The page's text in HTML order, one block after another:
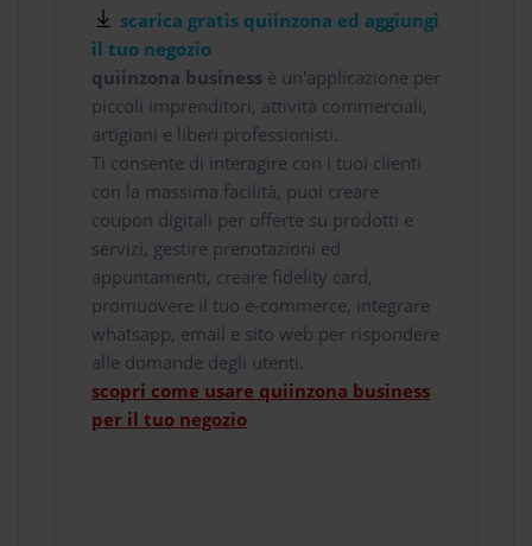
scarica gratis quiinzona ed aggiungi
il tuo negozio
quiinzona business è un'applicazione per
piccoli imprenditori, attività commerciali,
artigiani e liberi professionisti.
Ti consente di interagire con i tuoi clienti
con la massima facilità, puoi creare
coupon digitali per offerte su prodotti e
servizi, gestire prenotazioni ed
appuntamenti, creare fidelity card,
promuovere il tuo e-commerce, integrare
whatsapp, email e sito web per rispondere
alle domande degli utenti.
scopri come usare quiinzona business
per il tuo negozio